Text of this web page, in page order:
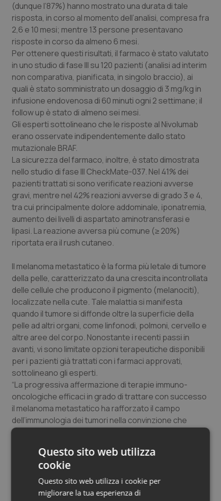
Toscana
Umbria
Valle D’Aosta
Veneto
Obesità
Oftalmologia
Oncodermatologia
Oncoematologia
Oncologia & Nutrizione
Psoriasi & pelle
Quotidiano Cardiologia
Quotidiano Chirurgia
Quotidiano Oncologia
Quotidiano Pediatria
Rene & patologie urogenitali
Salute orale & impianti
Sangue & coagulazione
Tiroide
Tumore al seno
Tumore ovarico
Tumori del Polmone & Testa Collo
Tumori gastrointestinali
Ulcera & Reflusso
Vaccini
(dunque l’87%) hanno mostrato una durata di tale
risposta, in corso al momento dell’analisi, compresa fra
2,6 e 10 mesi; mentre 13 persone presentavano
risposte in corso da almeno 6 mesi.
Per ottenere questi risultati, il farmaco è stato valutato
in uno studio di fase III su 120 pazienti (analisi ad interim
non comparativa, pianificata, in singolo braccio), ai
quali è stato somministrato un dosaggio di 3 mg/kg in
infusione endovenosa di 60 minuti ogni 2 settimane; il
follow up è stato di almeno sei mesi.
Gli esperti sottolineano che le risposte al Nivolumab
erano osservate indipendentemente dallo stato
mutazionale BRAF.
La sicurezza del farmaco, inoltre, è stato dimostrata
nello studio di fase III CheckMate-037. Nel 41% dei
pazienti trattati si sono verificate reazioni avverse
gravi, mentre nel 42% reazioni avverse di grado 3 e 4,
tra cui principalmente dolore addominale, iponatremia,
aumento dei livelli di aspartato aminotransferasi e
lipasi. La reazione avversa più comune (≥ 20%)
riportata era il rush cutaneo.
Il melanoma metastatico è la forma più letale di tumore
della pelle, caratterizzato da una crescita incontrollata
delle cellule che producono il pigmento (melanociti),
localizzate nella cute. Tale malattia si manifesta
quando il tumore si diffonde oltre la superficie della
pelle ad altri organi, come linfonodi, polmoni, cervello e
altre aree del corpo. Nonostante i recenti passi in
avanti, vi sono limitate opzioni terapeutiche disponibili
per i pazienti già trattati con i farmaci approvati,
sottolineano gli esperti.
“La progressiva affermazione di terapie immuno-
oncologiche efficaci in grado di trattare con successo
il melanoma metastatico ha rafforzato il campo
dell’immunologia dei tumori nella convinzione che
questi trattamenti avranno un ruolo centrale nelle
Jill O’Donnell-Tormey, CEO e director of
Scientific Affairs al Cancer Research Institute,
organizzazione no-profit dedicata al miglioramento
della scienza dell’immuno-oncologia. Inoltre,
Questo sito web utilizza
cookie
Questo sito web utilizza i cookie per
migliorare la tua esperienza di